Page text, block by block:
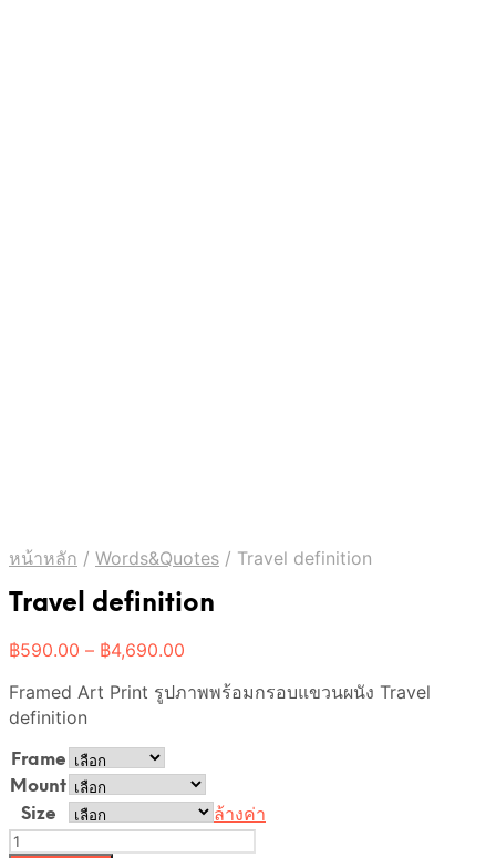
หน้าหลัก / Words&Quotes / Travel definition
Travel definition
฿590.00 – ฿4,690.00
฿590.00
Framed Art Print รูปภาพพร้อมกรอบแขวนผนัง Travel
definition
Frame
Mount
Size
ล้างค่า
จำนวน